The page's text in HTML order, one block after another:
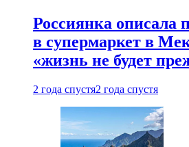
Россиянка описала
в супермаркет в
«жизнь не будет
2 года спустя2 года спустя